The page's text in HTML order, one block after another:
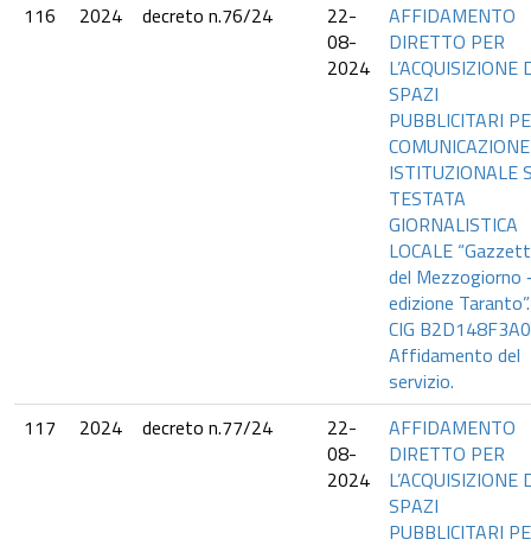
116
2024 decreto n.76/24
22-
08-
2024
AFFIDAMENTO
DIRETTO PER
L’ACQUISIZIONE
SPAZI
PUBBLICITARI
COMUNICAZIONE
ISTITUZIONALE
TESTATA
GIORNALISTICA
LOCALE
del Mezzogiorno ‐
edizione Taranto”.
CIG
Affidamento del
servizio.
117
2024 decreto n.77/24
22-
08-
2024
AFFIDAMENTO
DIRETTO PER
L’ACQUISIZIONE
SPAZI
PUBBLICITARI